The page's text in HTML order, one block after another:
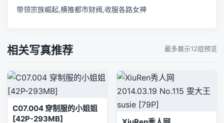
带领宗族崛起,横推都市财阀,收服各路女神
相关写真推荐 最多展示12组预览
C07.004 穿制服的小姐姐
[42P-293MB]